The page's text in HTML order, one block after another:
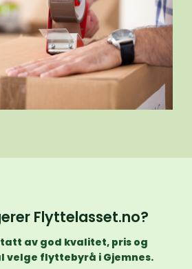
Flyttelasset.no?
av god kvalitet, pris og
velge flyttebyrå i Gjemnes.